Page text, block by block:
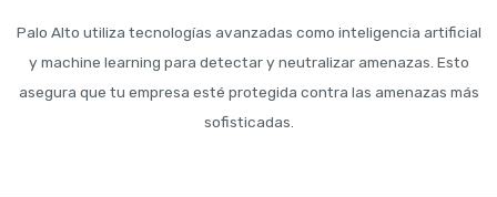
Palo Alto utiliza tecnologías avanzadas como inteligencia artificial
y machine learning para detectar y neutralizar amenazas. Esto
asegura que tu empresa esté protegida contra las amenazas más
sofisticadas.